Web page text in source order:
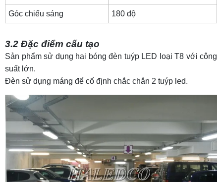
Góc chiếu sáng 180 độ
3.2 Đặc điểm cấu tạo
Sản phẩm sử dụng hai bóng đèn tuýp LED loại T8 với công
suất lớn.
Đèn sử dụng máng để cố định chắc chắn 2 tuýp led.